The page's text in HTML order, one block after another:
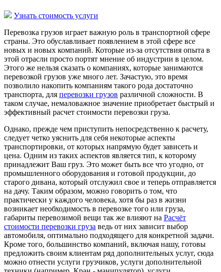
Узнать стоимость услуги
Перевозка грузов играет важную роль в транспортной сфере
страны. Это обуславливает появлением в этой сфере все
новых и новых компаний. Которые из-за отсутствия опыта в
этой отрасли просто портят мнение об индустрии в целом.
Этого же нельзя сказать о компаниях, которые занимаются
перевозкой грузов уже много лет. Зачастую, это время
позволило накопить компаниям такого рода достаточно
транспорта, для перевозки грузов различной сложности. В
таком случае, немаловажное значение приобретает быстрый и
эффективный расчет стоимости перевозки груза.
Однако, прежде чем приступить непосредственно к расчету,
следует четко уяснить для себя некоторые аспекты
транспортировки, от которых напрямую будет зависеть и
цена. Одним из таких аспектов является тип, к которому
принадлежит Ваш груз. Это может быть все что угодно, от
промышленного оборудования и готовой продукции, до
старого дивана, который отслужил свое и теперь отправляется
на дачу. Таким образом, можно говорить о том, что
практически у каждого человека, хотя бы раз в жизни
возникает необходимость в перевозке того или груза,
габариты перевозимой вещи так же влияют на Расчёт
стоимости перевозки груза ведь от них зависит выбор
автомобиля, оптимально подходящего для конкретной задачи.
Кроме того, большинство компаний, включая нашу, готовы
предложить своим клиентам ряд дополнительных услуг, сюда
можно отнести услуги грузчиков, услуги дополнительной